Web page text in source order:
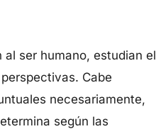
ser humano, estudian el
Cabe
necesariamente,
según las